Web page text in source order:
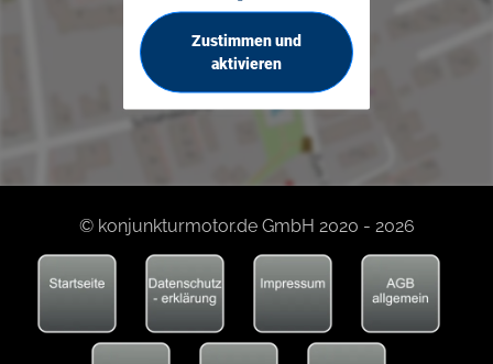
Zustimmen und
aktivieren
© konjunkturmotor.de GmbH 2020 - 2026